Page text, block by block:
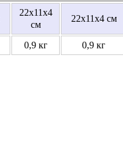
22x11x4
см
22x11x4 см
0,9 кг 0,9 кг